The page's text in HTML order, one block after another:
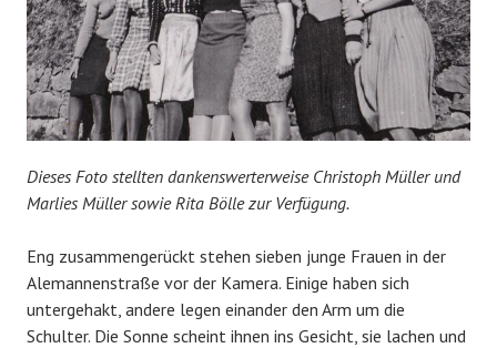
Dieses Foto stellten dankenswerterweise Christoph Müller und
Marlies Müller sowie Rita Bölle zur Verfügung.
Eng zusammengerückt stehen sieben junge Frauen in der
Alemannenstraße vor der Kamera. Einige haben sich
untergehakt, andere legen einander den Arm um die
Schulter. Die Sonne scheint ihnen ins Gesicht, sie lachen und